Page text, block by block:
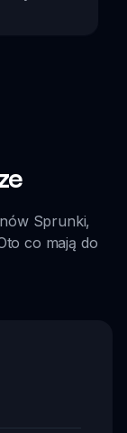
Sprunki,
co mają do